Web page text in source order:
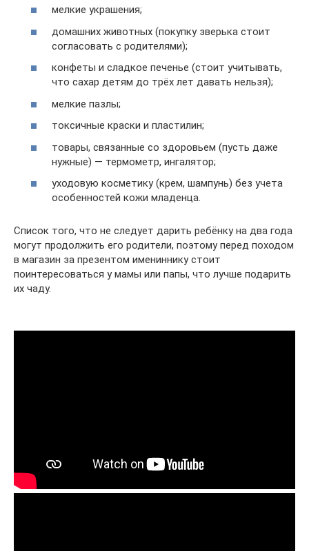
мелкие украшения;
домашних животных (покупку зверька стоит
согласовать с родителями);
конфеты и сладкое печенье (стоит учитывать,
что сахар детям до трёх лет давать нельзя);
мелкие пазлы;
токсичные краски и пластилин;
товары, связанные со здоровьем (пусть даже
нужные) — термометр, ингалятор;
уходовую косметику (крем, шампунь) без учета
особенностей кожи младенца.
Список того, что не следует дарить ребёнку на два года
могут продолжить его родители, поэтому перед походом
в магазин за презентом имениннику стоит
поинтересоваться у мамы или папы, что лучше подарить
их чаду.